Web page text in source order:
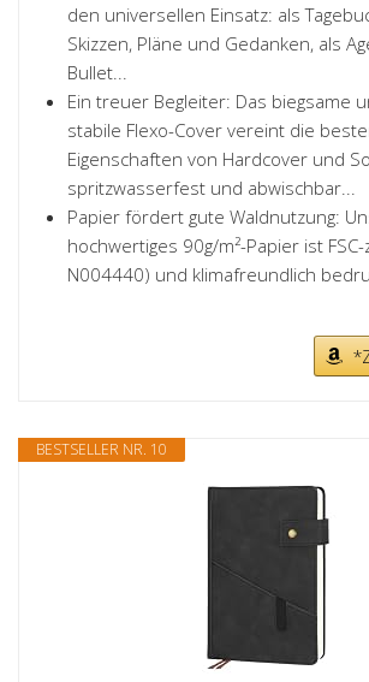
den universellen Einsatz: als
Skizzen, Pläne und Gedanken, als
Bullet...
Ein treuer Begleiter: Das biegsame
stabile Flexo-Cover vereint die
Eigenschaften von Hardcover und
spritzwasserfest und abwischbar...
Papier fördert gute Waldnutzung:
hochwertiges 90g/m²-Papier ist
N004440) und klimafreundlich
BESTSELLER NR. 10